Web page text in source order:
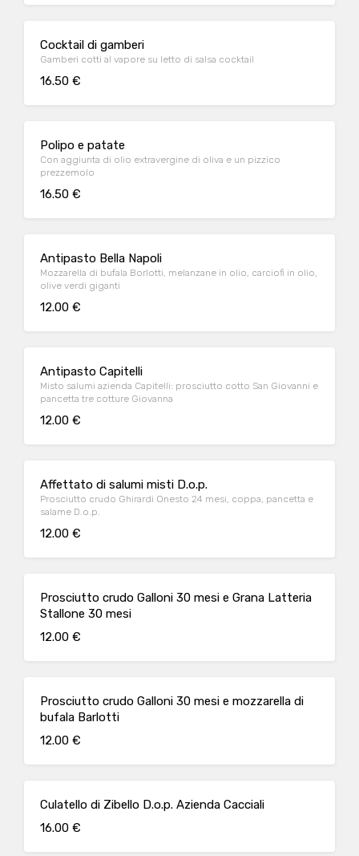
Cocktail di gamberi
Gamberi cotti al vapore su letto di salsa cocktail
16.50 €
Polipo e patate
Con aggiunta di olio extravergine di oliva e un pizzico
prezzemolo
16.50 €
Antipasto Bella Napoli
Mozzarella di bufala Borlotti, melanzane in olio, carciofi in olio,
olive verdi giganti
12.00 €
Antipasto Capitelli
Misto salumi azienda Capitelli: prosciutto cotto San Giovanni e
pancetta tre cotture Giovanna
12.00 €
Affettato di salumi misti D.o.p.
Prosciutto crudo Ghirardi Onesto 24 mesi, coppa, pancetta e
salame D.o.p.
12.00 €
Prosciutto crudo Galloni 30 mesi e Grana Latteria
Stallone 30 mesi
12.00 €
Prosciutto crudo Galloni 30 mesi e mozzarella di
bufala Barlotti
12.00 €
Culatello di Zibello D.o.p. Azienda Cacciali
16.00 €